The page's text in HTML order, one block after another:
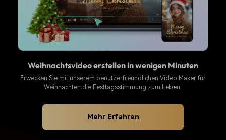
Weihnachtsvideo erstellen in wenigen Minuten
Erwecken Sie mit unserem benutzerfreundlichen Video Maker für
Weihnachten die Festtagsstimmung zum Leben.
Mehr Erfahren